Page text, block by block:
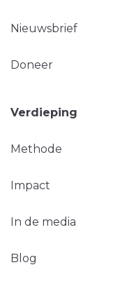
Nieuwsbrief
Doneer
Verdieping
Methode
Impact
In de media
Blog